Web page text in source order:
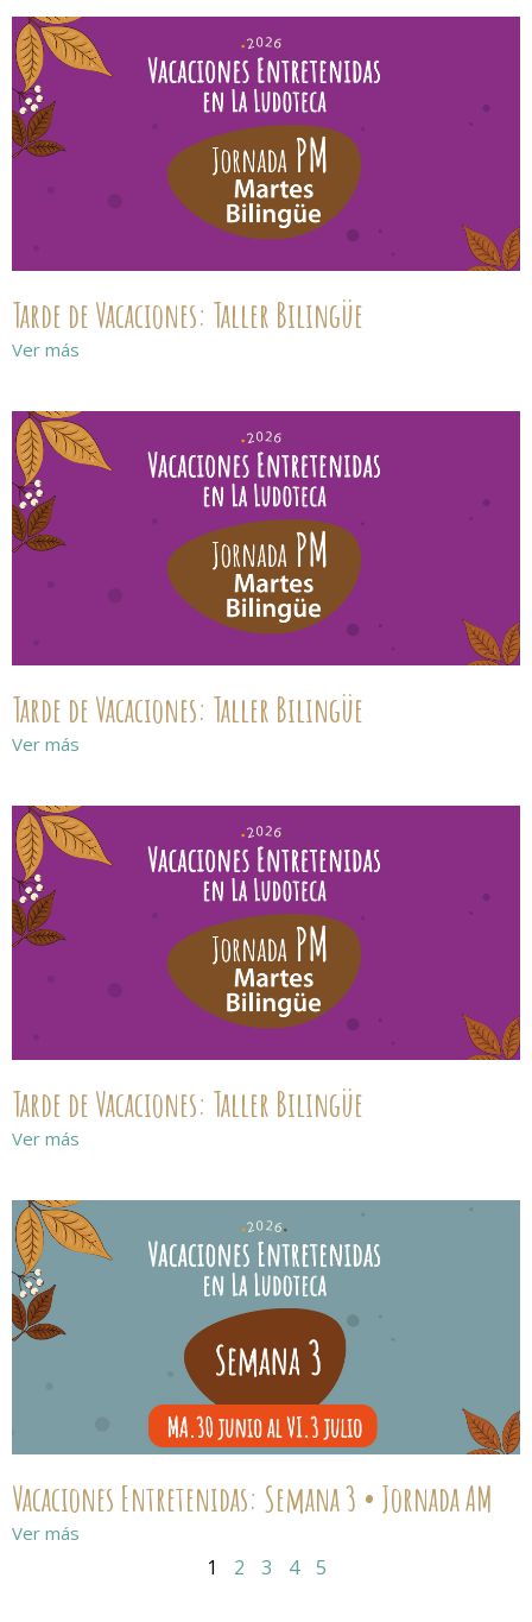
Tarde de Vacaciones: Taller Bilingüe
Ver más
Tarde de Vacaciones: Taller Bilingüe
Ver más
Tarde de Vacaciones: Taller Bilingüe
Ver más
Vacaciones Entretenidas: Semana 3 • Jornada AM
Ver más
1 2 3 4 5